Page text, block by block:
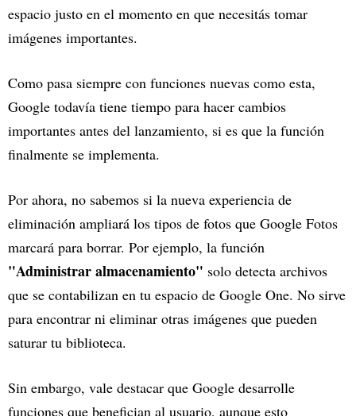
espacio justo en el momento en que necesitás tomar
imágenes importantes.
Como pasa siempre con funciones nuevas como esta,
Google todavía tiene tiempo para hacer cambios
importantes antes del lanzamiento, si es que la función
finalmente se implementa.
Por ahora, no sabemos si la nueva experiencia de
eliminación ampliará los tipos de fotos que Google Fotos
marcará para borrar. Por ejemplo, la función
"Administrar almacenamiento" solo detecta archivos
que se contabilizan en tu espacio de Google One. No sirve
para encontrar ni eliminar otras imágenes que pueden
saturar tu biblioteca.
Sin embargo, vale destacar que Google desarrolle
funciones que benefician al usuario, aunque esto